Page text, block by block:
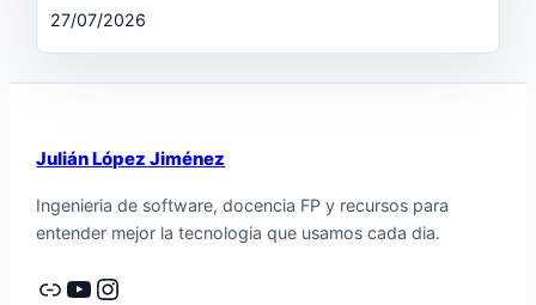
27/07/2026
Julián López Jiménez
Ingenieria de software, docencia FP y recursos para
entender mejor la tecnologia que usamos cada dia.
Enlace YouTube Instagram